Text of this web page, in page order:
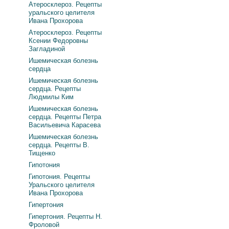
Атеросклероз. Рецепты
уральского целителя
Ивана Прохорова
Атеросклероз. Рецепты
Ксении Федоровны
Загладиной
Ишемическая болезнь
сердца
Ишемическая болезнь
сердца. Рецепты
Людмилы Ким
Ишемическая болезнь
сердца. Рецепты Петра
Васильевича Карасева
Ишемическая болезнь
сердца. Рецепты В.
Тищенко
Гипотония
Гипотония. Рецепты
Уральского целителя
Ивана Прохорова
Гипертония
Гипертония. Рецепты Н.
Фроловой